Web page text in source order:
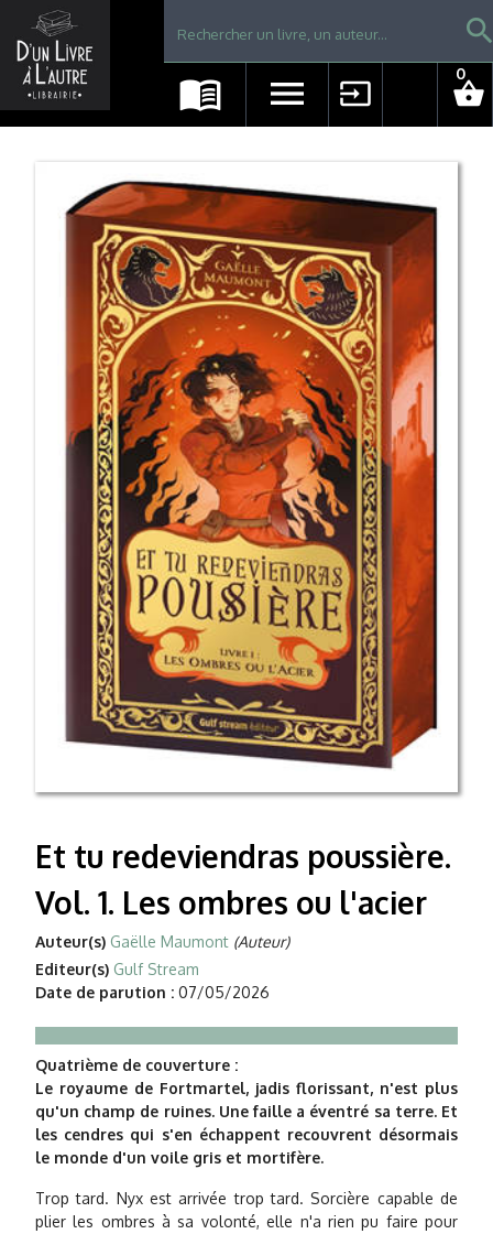
Librairie D'un livre à l'autre - Avranches
menu_book menu input shopping_basket
0
Et tu redeviendras poussière.
Vol. 1. Les ombres ou l'acier
Auteur(s) Gaëlle Maumont (Auteur)
Editeur(s) Gulf Stream
Date de parution : 07/05/2026
Quatrième de couverture :
Le royaume de Fortmartel, jadis florissant, n'est plus
qu'un champ de ruines. Une faille a éventré sa terre. Et
les cendres qui s'en échappent recouvrent désormais
le monde d'un voile gris et mortifère.
Trop tard. Nyx est arrivée trop tard. Sorcière capable de
plier les ombres à sa volonté, elle n'a rien pu faire pour